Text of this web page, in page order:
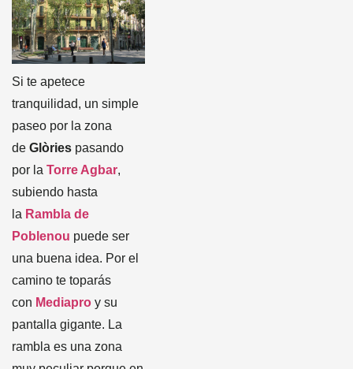
Si te apetece
tranquilidad, un simple
paseo por la zona
de Glòries pasando
por la Torre Agbar,
subiendo hasta
la Rambla de
Poblenou puede ser
una buena idea. Por el
camino te toparás
con Mediapro y su
pantalla gigante. La
rambla es una zona